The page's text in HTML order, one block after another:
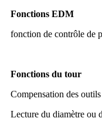
Fonctions EDM
fonction de contrôle de
Fonctions du tour
Compensation des
Lecture du diamètre ou